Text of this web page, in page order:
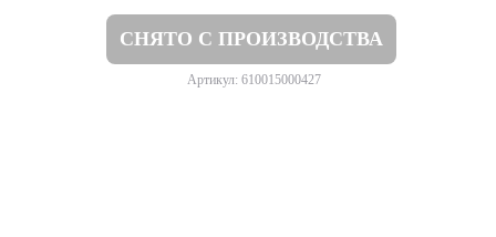
СНЯТО С ПРОИЗВОДСТВА
Артикул: 610015000427